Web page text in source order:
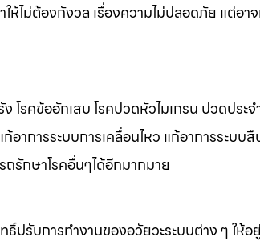
ให้ไม่ต้องกังวล เรื่องความไม่ปลอดภัย แต่อ
โรคข้ออักเสบ โรคปวดหัวไมเกรน ปวดปร
าการระบบการเคลื่อนไหว แก้อาการระบบ
ถรักษาโรคอื่นๆได้อีกมากมาย
ปรับการทำงานของอวัยวะระบบต่าง ๆ ให้